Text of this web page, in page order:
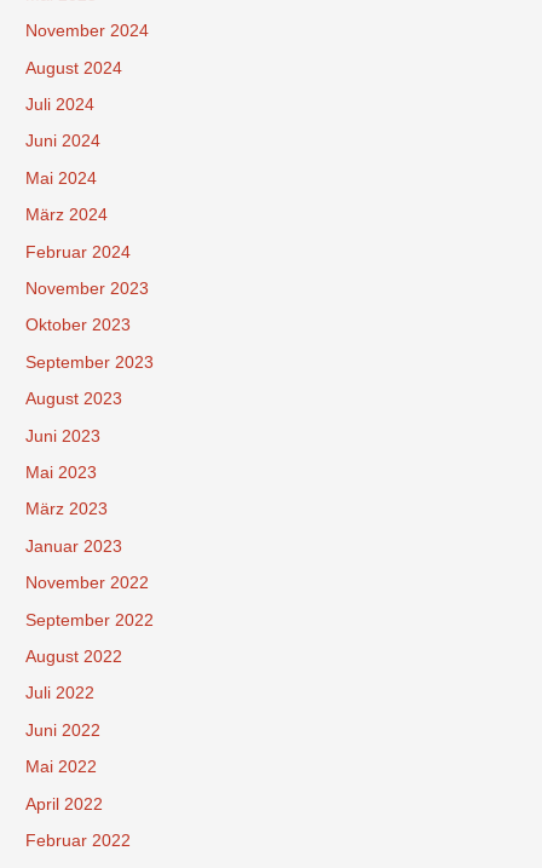
November 2024
August 2024
Juli 2024
Juni 2024
Mai 2024
März 2024
Februar 2024
November 2023
Oktober 2023
September 2023
August 2023
Juni 2023
Mai 2023
März 2023
Januar 2023
November 2022
September 2022
August 2022
Juli 2022
Juni 2022
Mai 2022
April 2022
Februar 2022